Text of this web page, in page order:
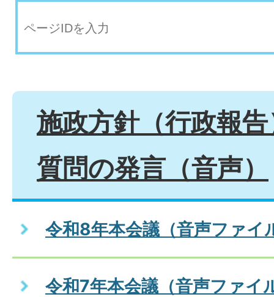
施政方針（行政報
質問の発言（音声）
令和8年本会議（音声ファイ
令和7年本会議（音声ファイ